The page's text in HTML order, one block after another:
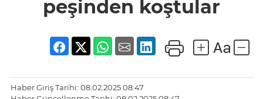
peşinden koştular
Haber Giriş Tarihi: 08.02.2025 08:47